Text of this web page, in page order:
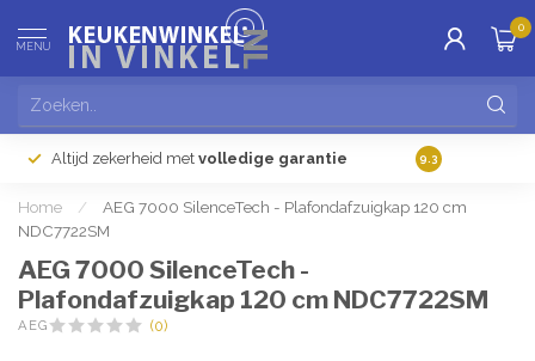
MENU
0
Altijd zekerheid met volledige garantie Gratis
9.3
Home /
AEG 7000 SilenceTech - Plafondafzuigkap 120 cm
NDC7722SM
AEG 7000 SilenceTech -
Plafondafzuigkap 120 cm NDC7722SM
AEG (0)